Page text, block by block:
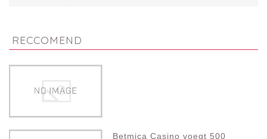
RECCOMEND
Betmica Casino voegt 500